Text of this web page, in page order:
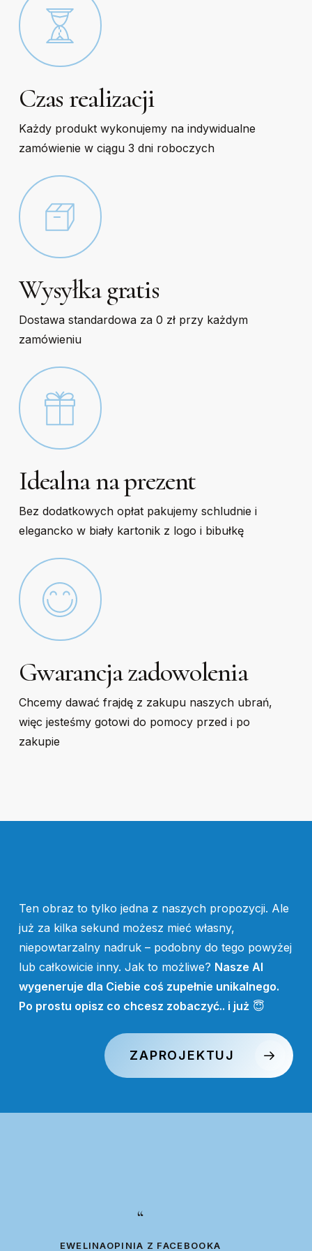
page
Czas realizacji
Każdy produkt wykonujemy na indywidualne
zamówienie w ciągu 3 dni roboczych
Wysyłka gratis
Dostawa standardowa za 0 zł przy każdym
zamówieniu
Idealna na prezent
Bez dodatkowych opłat pakujemy schludnie i
elegancko w biały kartonik z logo i bibułkę
Gwarancja zadowolenia
Chcemy dawać frajdę z zakupu naszych ubrań,
więc jesteśmy gotowi do pomocy przed i po
zakupie
Ten obraz to tylko jedna z naszych propozycji. Ale
już za kilka sekund możesz mieć własny,
niepowtarzalny nadruk – podobny do tego powyżej
lub całkowicie inny. Jak to możliwe? Nasze AI
wygeneruje dla Ciebie coś zupełnie unikalnego.
Po prostu opisz co chcesz zobaczyć.. i już 😇
ZAPROJEKTUJ
“
EWELINAOPINIA Z FACEBOOKA